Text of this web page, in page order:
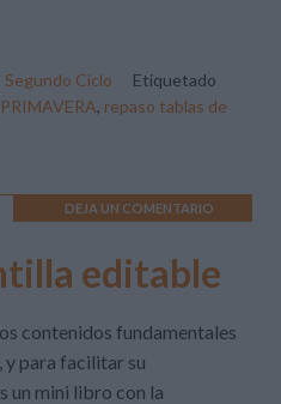
Segundo Ciclo
Etiquetado
PRIMAVERA, repaso tablas de
DEJA UN COMENTARIO
editable
contenidos fundamentales
y para facilitar su
un mini libro con la